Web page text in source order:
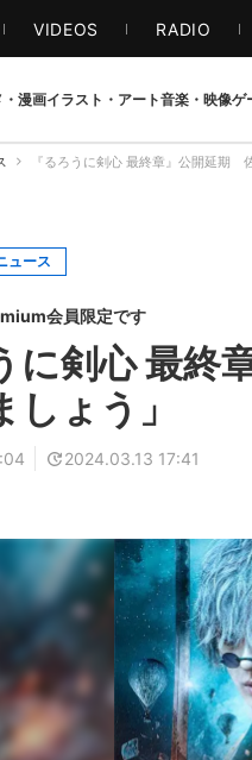
VIDEOS RADIO
・漫画イラスト・アート音楽・映像ゲ
『るろうに剣心 最終章』公開延期
ュース
会員限定です
に剣心 最
ょう」
2024.03.13 17:41